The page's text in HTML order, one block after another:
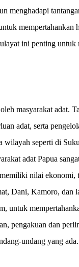
menghadapi
mempertahankan
ini penting
masyarakat adat.
adat, serta
wilayah seperti di
adat Papua
nilai ekonomi,
Dani, Kamoro, dan
untuk
pengakuan dan
undang yang ada.